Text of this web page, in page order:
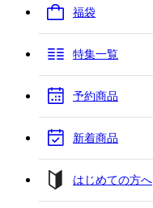
福袋
特集一覧
予約商品
新着商品
はじめての方へ